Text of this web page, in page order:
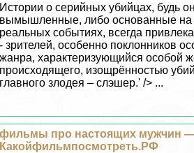
Истории о серийных убийцах, будь
вымышленные, либо основанные на
реальных событиях, всегда
- зрителей, особенно поклонников
жанра, хаpaктеризующийся особой
происходящего, изощрённостью
главного злодея – слэшер.' /> ...
фильмы про настоящих мужчин
Какойфильмпосмотреть.РФ